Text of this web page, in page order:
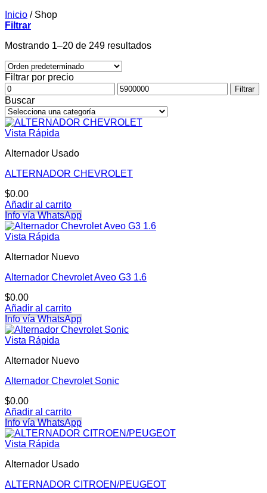
Inicio /Shop
Filtrar
Mostrando 1–20 de 249 resultados
Filtrar por precio
Precio
mínimo
Precio
máximo
Filtrar
Buscar
Vista Rápida
Alternador Usado
ALTERNADOR CHEVROLET
$0.00
Añadir al carrito
Info vía WhatsApp
Vista Rápida
Alternador Nuevo
Alternador Chevrolet Aveo G3 1.6
$0.00
Añadir al carrito
Info vía WhatsApp
Vista Rápida
Alternador Nuevo
Alternador Chevrolet Sonic
$0.00
Añadir al carrito
Info vía WhatsApp
Vista Rápida
Alternador Usado
ALTERNADOR CITROEN/PEUGEOT